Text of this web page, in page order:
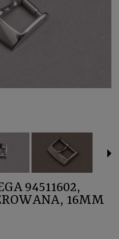
94511602,
16MM